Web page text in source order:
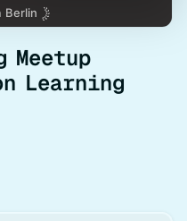
Berlin
Meetup
Learning